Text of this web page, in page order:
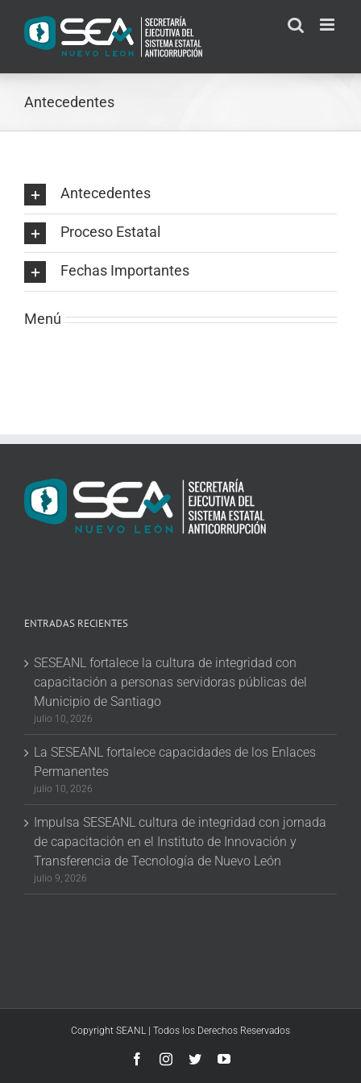
content
Antecedentes
Antecedentes
Proceso Estatal
Fechas Importantes
Menú
ENTRADAS RECIENTES
SESEANL fortalece la cultura de integridad con
capacitación a personas servidoras públicas del
Municipio de Santiago
julio 10, 2026
La SESEANL fortalece capacidades de los Enlaces
Permanentes
julio 10, 2026
Impulsa SESEANL cultura de integridad con jornada
de capacitación en el Instituto de Innovación y
Transferencia de Tecnología de Nuevo León
julio 9, 2026
Copyright SEANL | Todos los Derechos Reservados
FacebookInstagram
TwitterYouTube